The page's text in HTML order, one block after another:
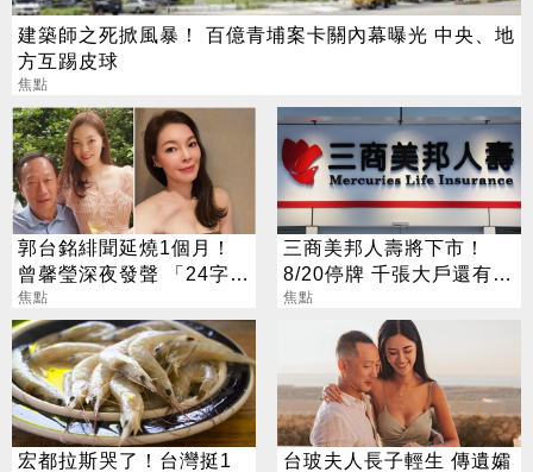
建築師之死掀風暴！ 百億青埔案卡關內幕曝光 中央、地
方互踢皮球
焦點
郭台銘緋聞延燒1個月！
曾馨瑩深夜發聲 「24字」
吐盡最心繫的事
焦點
三商美邦人壽將下市！
8/20停牌 千張大戶還有
252人
焦點
宏都拉斯哭了！台灣挺1
台玻夫人長子輕生 傳遺孀